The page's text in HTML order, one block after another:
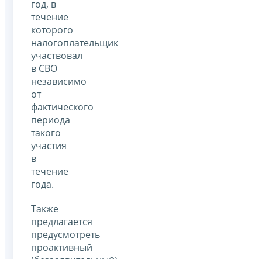
год, в
течение
которого
налогоплательщик
участвовал
в СВО
независимо
от
фактического
периода
такого
участия
в
течение
года.
Также
предлагается
предусмотреть
проактивный